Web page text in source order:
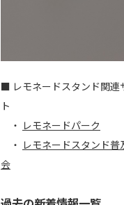
■ レモネードスタンド関連
ト
・ レモネードパーク
・ レモネードスタンド普
会